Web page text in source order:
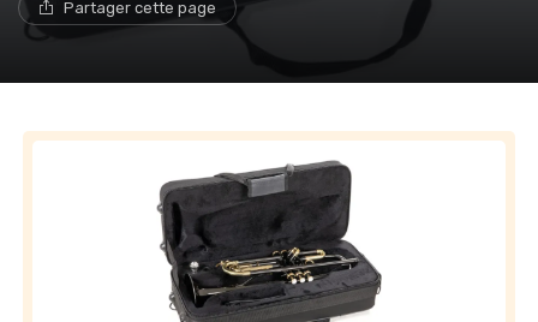
Partager cette page